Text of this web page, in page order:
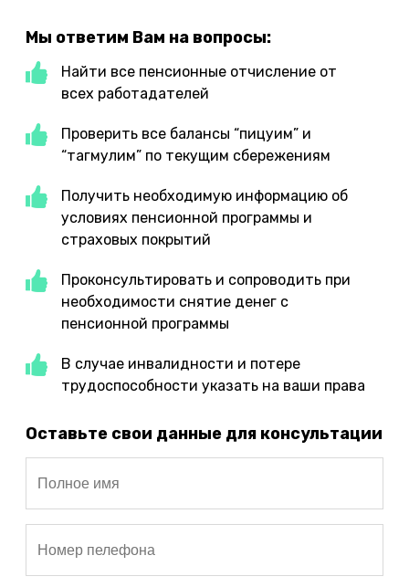
Мы ответим Вам на вопросы:
Найти все пенсионные отчисление от
всех работадателей
Проверить все балансы “пицуим” и
“тагмулим” по текущим сбережениям
Получить необходимую информацию об
условиях пенсионной программы и
страховых покрытий
Проконсультировать и сопроводить при
необходимости снятие денег с
пенсионной программы
В случае инвалидности и потере
трудоспособности указать на ваши права
Оставьте свои данные для консультации